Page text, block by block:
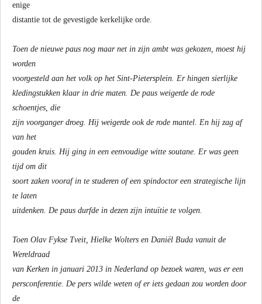
enige
distantie tot de gevestigde kerkelijke orde.
Toen de nieuwe paus nog maar net in zijn ambt was gekozen, moest hij
worden
voorgesteld aan het volk op het Sint-Pietersplein. Er hingen sierlijke
kledingstukken klaar in drie maten. De paus weigerde de rode
schoentjes, die
zijn voorganger droeg. Hij weigerde ook de rode mantel. En hij zag af
van het
gouden kruis. Hij ging in een eenvoudige witte soutane. Er was geen
tijd om dit
soort zaken vooraf in te studeren of een spindoctor een strategische lijn
te laten
uitdenken. De paus durfde in dezen zijn intuïtie te volgen.
Toen Olav Fykse Tveit, Hielke Wolters en Daniël Buda vanuit de
Wereldraad
van Kerken in januari 2013 in Nederland op bezoek waren, was er een
persconferentie. De pers wilde weten of er iets gedaan zou worden door
de